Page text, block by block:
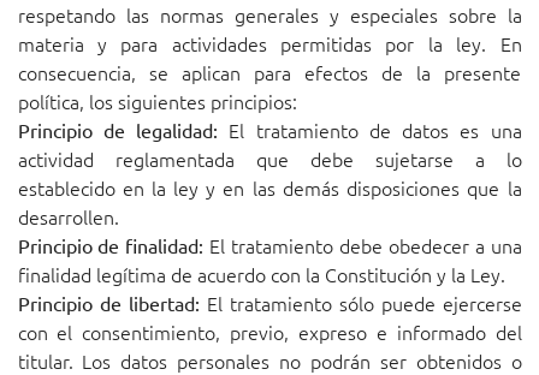
respetando las normas generales y especiales sobre la
materia y para actividades permitidas por la ley. En
consecuencia, se aplican para efectos de la presente
política, los siguientes principios:
Principio de legalidad: El tratamiento de datos es una
actividad reglamentada que debe sujetarse a lo
establecido en la ley y en las demás disposiciones que la
desarrollen.
Principio de finalidad: El tratamiento debe obedecer a una
finalidad legítima de acuerdo con la Constitución y la Ley.
Principio de libertad: El tratamiento sólo puede ejercerse
con el consentimiento, previo, expreso e informado del
titular. Los datos personales no podrán ser obtenidos o